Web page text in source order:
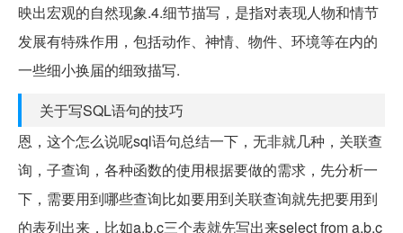
映出宏观的自然现象.4.细节描写，是指对表现人物和情节
发展有特殊作用，包括动作、神情、物件、环境等在内的
一些细小换届的细致描写.
关于写SQL语句的技巧
恩，这个怎么说呢sql语句总结一下，无非就几种，关联查
询，子查询，各种函数的使用根据要做的需求，先分析一
下，需要用到哪些查询比如要用到关联查询就先把要用到
的表列出来，比如a,b,c三个表就先写出来select from a,b,c